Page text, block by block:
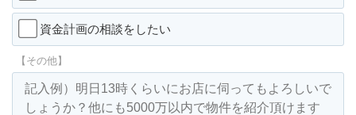
資金計画の相談をしたい
【その他】